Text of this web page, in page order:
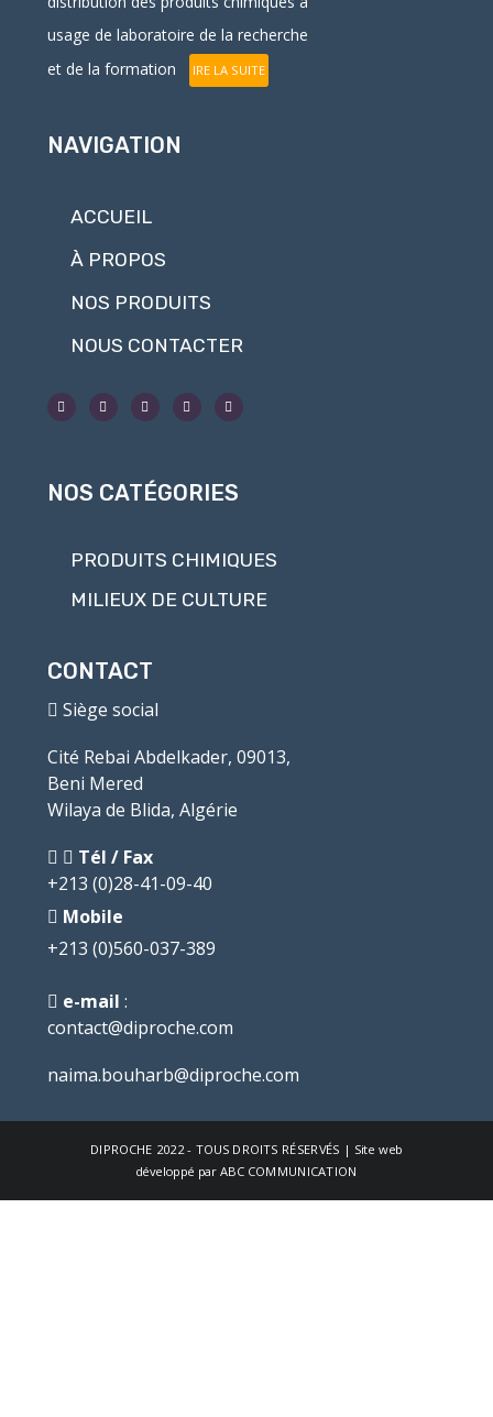
usage de laboratoire de la recherche
et de la formation
IRE LA SUITE
NAVIGATION
ACCUEIL
À PROPOS
NOS PRODUITS
NOUS CONTACTER
NOS CATÉGORIES
PRODUITS CHIMIQUES
MILIEUX DE CULTURE
CONTACT
Siège social
Cité Rebai Abdelkader, 09013,
Beni Mered
Wilaya de Blida, Algérie
Tél / Fax
+213 (0)28-41-09-40
Mobile
+213 (0)560-037-389
e-mail :
contact@diproche.com
naima.bouharb@diproche.com
DIPROCHE 2022 - TOUS DROITS RÉSERVÉS | Site web
développé par ABC COMMUNICATION